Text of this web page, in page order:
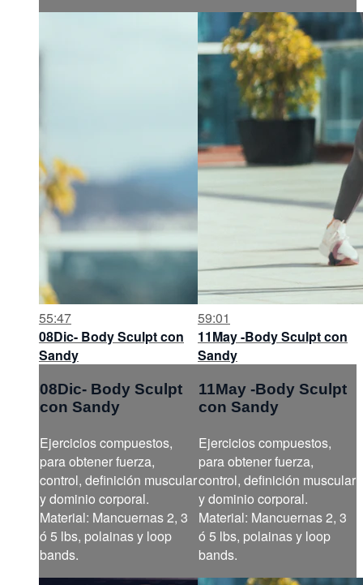
55:47
08Dic- Body Sculpt con
Sandy
08Dic- Body Sculpt
con Sandy
Ejercicios compuestos,
para obtener fuerza,
control, definición muscular
y dominio corporal.
Material: Mancuernas 2, 3
ó 5 lbs, polainas y loop
bands.
59:01
11May -Body Sculpt con
Sandy
11May -Body Sculpt
con Sandy
Ejercicios compuestos,
para obtener fuerza,
control, definición muscular
y dominio corporal.
Material: Mancuernas 2, 3
ó 5 lbs, polainas y loop
bands.